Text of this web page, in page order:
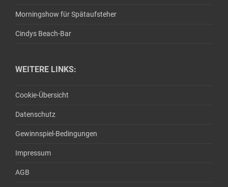
Morningshow für Spätaufsteher
Cindys Beach-Bar
WEITERE LINKS:
Cookie-Übersicht
Datenschutz
Gewinnspiel-Bedingungen
Impressum
AGB